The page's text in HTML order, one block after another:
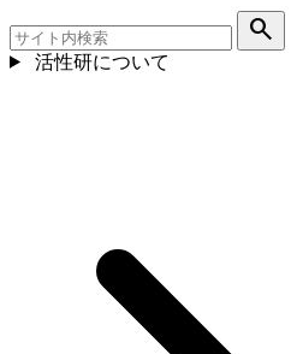
search
活性研について